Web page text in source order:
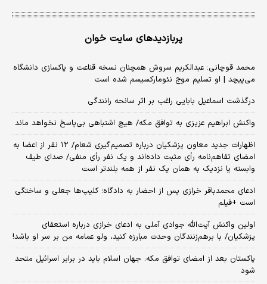
پربازدیدهای سایت خوان
محمد قوچانی: عبدالکریم سروش همچنان نسخه قناعت و پاکسازی دانشگاه
می‌پیچد | او تسلیم موج نئومارکسیسم شده است
درگذشت اسماعیل بابایی راغب بر اثر سانحه رانندگی
واکنش ابراهیم عزیزی به توافق مکه/ هیچ اشتباهی بی‌پاسخ نخواهد ماند
اظهارات جدید معاون پزشکیان درباره تصمیم‌گیری شعام/ ۱۲ نفر از اعضا به
امضای تفاهم‌نامه رأی مثبت داده‌اند و یک نفر رأی منفی/ صدای طیف
وابسته یا نزدیک به همان یک نفر از همه بلندتر است
ادعای محمدباقر خرازی پس از احضار به دادگاه؛ کلیپ‌ها جعلی و ساختگی
است +فیلم
اولین واکنش آیت‌الله جوادی آملی به ادعای خرازی درباره استعفای
پزشکیان/ با برهم‌زنندگان وحدت مبارزه کنید، ولو عمامه من بر سر او باشد!
پاکستان بعد از امضای توافق مکه: جهان اسلام باید در برابر اسرائیل متحد
شود